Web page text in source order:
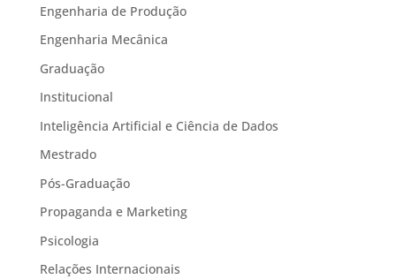
Engenharia de Produção
Engenharia Mecânica
Graduação
Institucional
Inteligência Artificial e Ciência de Dados
Mestrado
Pós-Graduação
Propaganda e Marketing
Psicologia
Relações Internacionais